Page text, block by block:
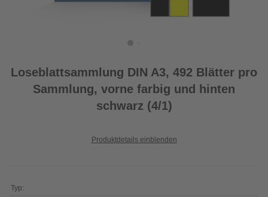
Loseblattsammlung DIN A3, 492 Blätter pro
Sammlung, vorne farbig und hinten
schwarz (4/1)
Produktdetails einblenden
Typ: